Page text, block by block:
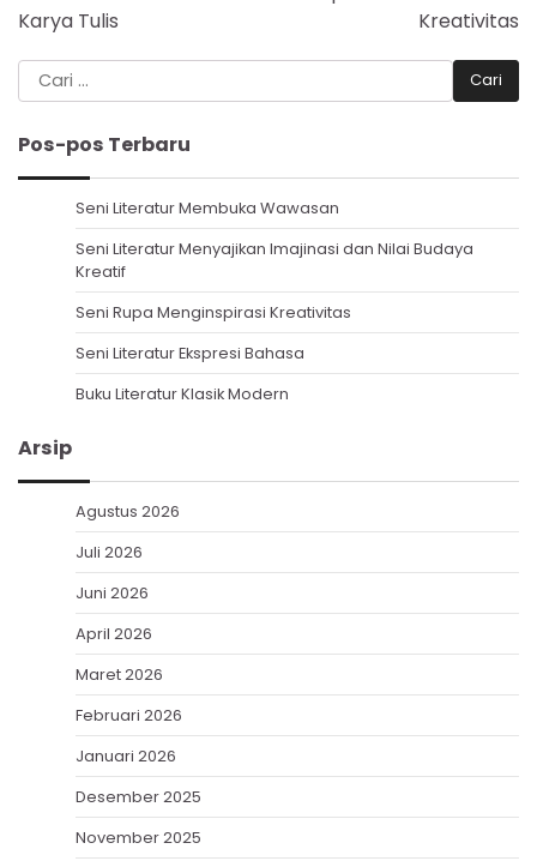
Karya Tulis
Kreativitas
Cari
untuk:
Pos-pos Terbaru
Seni Literatur Membuka Wawasan
Seni Literatur Menyajikan Imajinasi dan Nilai Budaya
Kreatif
Seni Rupa Menginspirasi Kreativitas
Seni Literatur Ekspresi Bahasa
Buku Literatur Klasik Modern
Arsip
Agustus 2026
Juli 2026
Juni 2026
April 2026
Maret 2026
Februari 2026
Januari 2026
Desember 2025
November 2025